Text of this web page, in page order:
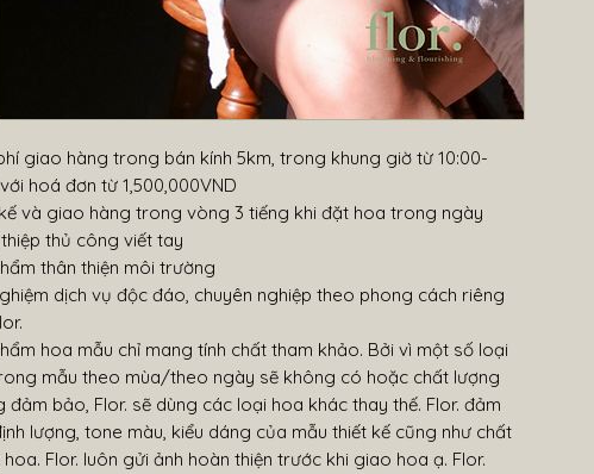
giao hàng trong bán kính 5km, trong khung giờ từ 10:00-
hoá đơn từ 1,500,000VND
và giao hàng trong vòng 3 tiếng khi đặt hoa trong ngày
thủ công viết tay
thân thiện môi trường
dịch vụ độc đáo, chuyên nghiệp theo phong cách riêng
hoa mẫu chỉ mang tính chất tham khảo. Bởi vì một số loại
mẫu theo mùa/theo ngày sẽ không có hoặc chất lượng
đảm bảo, Flor. sẽ dùng các loại hoa khác thay thế. Flor. đảm
lượng, tone màu, kiểu dáng của mẫu thiết kế cũng như chất
Flor. luôn gửi ảnh hoàn thiện trước khi giao hoa ạ. Flor.